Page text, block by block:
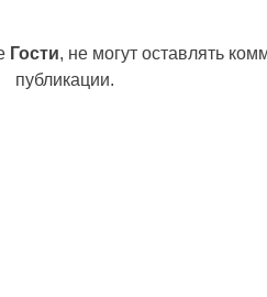
Гости, не могут оставлять
публикации.